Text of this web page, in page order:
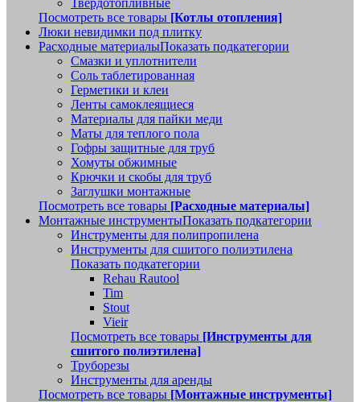
Твердотопливные
Посмотреть все товары [Котлы отопления]
Люки невидимки под плитку
Расходные материалыПоказать подкатегории
Смазки и уплотнители
Соль таблетированная
Герметики и клеи
Ленты самоклеящиеся
Материалы для пайки меди
Маты для теплого пола
Гофры защитные для труб
Хомуты обжимные
Крючки и скобы для труб
Заглушки монтажные
Посмотреть все товары [Расходные материалы]
Монтажные инструментыПоказать подкатегории
Инструменты для полипропилена
Инструменты для сшитого полиэтилена
Показать подкатегории
Rehau Rautool
Tim
Stout
Vieir
Посмотреть все товары [Инструменты для
сшитого полиэтилена]
Труборезы
Инструменты для аренды
Посмотреть все товары [Монтажные инструменты]